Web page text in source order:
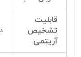
قابلیت
تشخیص
آریتمی